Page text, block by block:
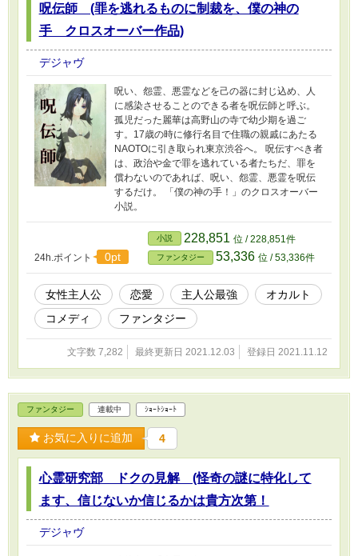
呪伝師 (罪を逃れるものに制裁を、僕の神の
手 クロスオーバー作品)
デジャヴ
呪い、怨霊、悪霊などを己の器に封じ込め、人
に感染させることのできる者を呪伝師と呼ぶ。
孤児だった麗華は高野山の寺で幼少期を過ご
す。17歳の時に修行名目で住職の親戚にあたる
NAOTOに引き取られ東京渋谷へ。 呪伝すべき者
は、政治や金で罪を逃れている者たちだ、罪を
償わないのであれば、呪い、怨霊、悪霊を呪伝
するだけ。 「僕の神の手！」のクロスオーバー
小説。
24h.ポイント 0pt
小説 228,851 位 / 228,851件
ファンタジー 53,336 位 / 53,336件
女性主人公 恋愛 主人公最強
オカルト
コメディ
ファンタジー
文字数 7,282 最終更新日 2021.12.03 登録日 2021.11.12
ファンタジー 連載中 ｼｮｰﾄｼｮｰﾄ
お気に入りに追加 4
心霊研究部 ドクの見解 (怪奇の謎に特化して
ます、信じないか信じるかは貴方次第！
デジャヴ